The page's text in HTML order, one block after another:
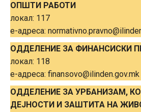
ОПШТИ РАБОТИ
локал: 117
е-адреса:
ОДДЕЛЕНИE ЗА ФИНАНСИСКИ
локал: 118
е-адреса: finansovo@ilinden.gov.mk
ОДДЕЛЕНИE ЗА УРБАНИЗАМ,
ДЕЈНОСТИ И ЗАШТИТА НА